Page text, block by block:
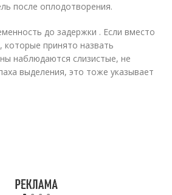
после оплодотворения.
до задержки . Если вместо
которые принято назвать
наблюдаются слизистые, не
выделения, это тоже указывает